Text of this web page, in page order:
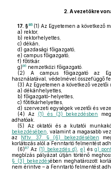
2. A vezetőkre
17. §85 (1) Az Egyetemen a következő
a) rektor,
b) rektorhelyettes,
c) dékán,
d) gazdasági főigazgató,
e) campus főigazgató,
f) főtitkár.
g)86 nemzetközi főigazgató.
(2) A campus főigazgató az
használatával, védelmével összefüggő
(3) Az Egyetemen a következő vezetői
a) dékánhelyettes,
b) főigazgató-helyettes,
c) főtitkárhelyettes,
d) szervezeti egységek vezetői és
(4) Az (1) és (3) bekezdésben
adhatóak.
(5) Az oktatói és a kutatói
bekezdésében , valamint a magasabb
az Nftv. 37. § (6) bekezdésében
korlátozás alól a Fenntartó felmentést
(6)87 Az (1) bekezdés d) e) ésg) pont
megbízás pályázat útján történő
§ (3) bekezdésében meghatározott
nem érintve – a Fenntartó felmentést